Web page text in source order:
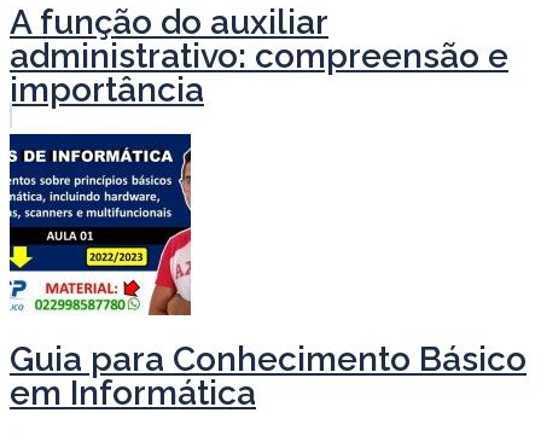
A função do auxiliar
administrativo: compreensão e
importância
Guia para Conhecimento Básico
em Informática